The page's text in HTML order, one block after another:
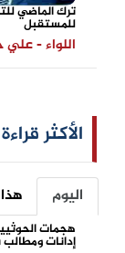
ترك الماضي
للمستقبل
اللواء -
الأكثر قراءة
اليوم
هجمات
إدانات